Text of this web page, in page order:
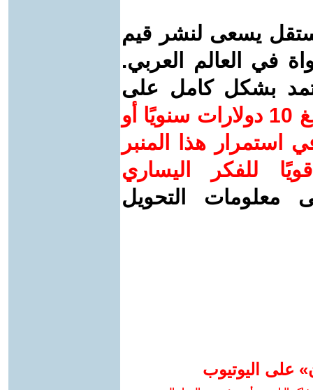
يسعى لنشر قيم
في العالم العربي.
بشكل كامل على
ساهم/ي معنا! بدعمكم بمبلغ 10 دولارات سنويًا أو
استمرار هذا المنبر
للفكر اليساري
معلومات التحويل
على اليوتيوب